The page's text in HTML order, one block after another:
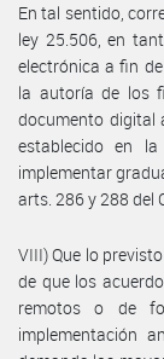
En tal sentido,
ley 25.506, en
electrónica a fin
la autoría de los
documento digital
establecido en
implementar
arts. 286 y 288 del
VIII) Que lo
de que los
remotos o de
implementación